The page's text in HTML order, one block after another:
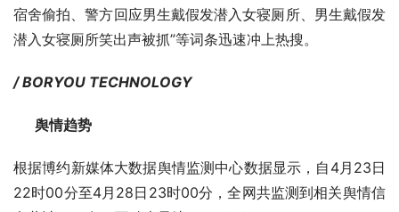
宿舍偷拍、警方回应男生戴假发潜入女寝厕所、男生戴假发
潜入女寝厕所笑出声被抓”等词条迅速冲上热搜。
/ BORYOU TECHNOLOGY
舆情趋势
根据博约新媒体大数据舆情监测中心数据显示，自4月23日
22时00分至4月28日23时00分，全网共监测到相关舆情信